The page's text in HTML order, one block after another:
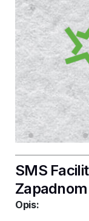
SMS
Opis: